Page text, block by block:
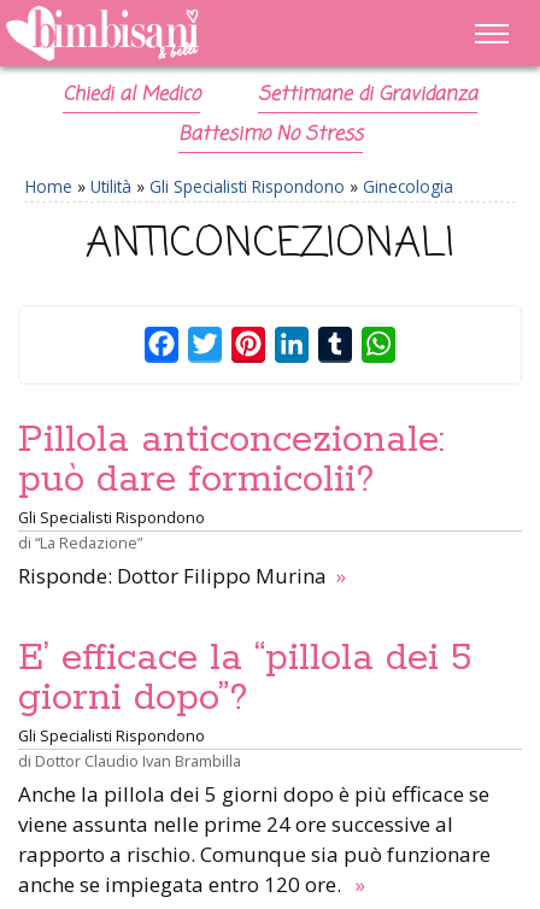
Chiedi al Medico
Settimane di Gravidanza
Battesimo No Stress
Home » Utilità » Gli Specialisti Rispondono » Ginecologia
ANTICONCEZIONALI
FacebookTwitterPinterestLinkedInTumblr
Pillola anticoncezionale:
può dare formicolii?
Gli Specialisti Rispondono
di “La Redazione”
Risponde: Dottor Filippo Murina »
E’ efficace la “pillola dei 5
giorni dopo”?
Gli Specialisti Rispondono
di Dottor Claudio Ivan Brambilla
Anche la pillola dei 5 giorni dopo è più efficace se
viene assunta nelle prime 24 ore successive al
rapporto a rischio. Comunque sia può funzionare
anche se impiegata entro 120 ore. »